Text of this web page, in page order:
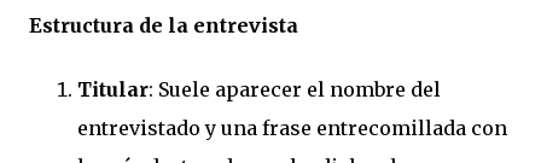
Estructura de la entrevista
Titular: Suele aparecer el nombre del
entrevistado y una frase entrecomillada con